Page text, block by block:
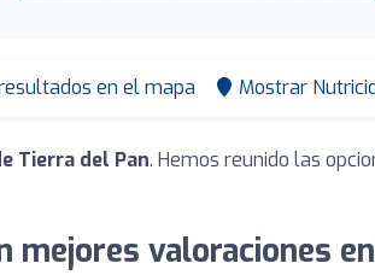
en el mapa Mostrar
Tierra del Pan. Hemos reunido las
mejores valoraciones